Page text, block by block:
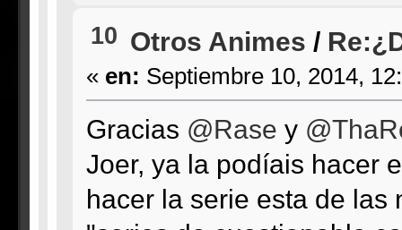
10 Otros Animes /
« en: Septiembre 10, 2014,
Gracias @Rase y
Joer, ya la podíais hacer
hacer la serie esta de las